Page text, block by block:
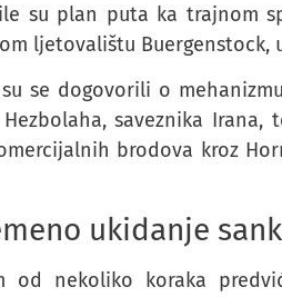
su plan puta ka trajnom
ljetovalištu Buergenstock,
se dogovorili o
saveznika
brodova kroz
ukidanje
od nekoliko koraka